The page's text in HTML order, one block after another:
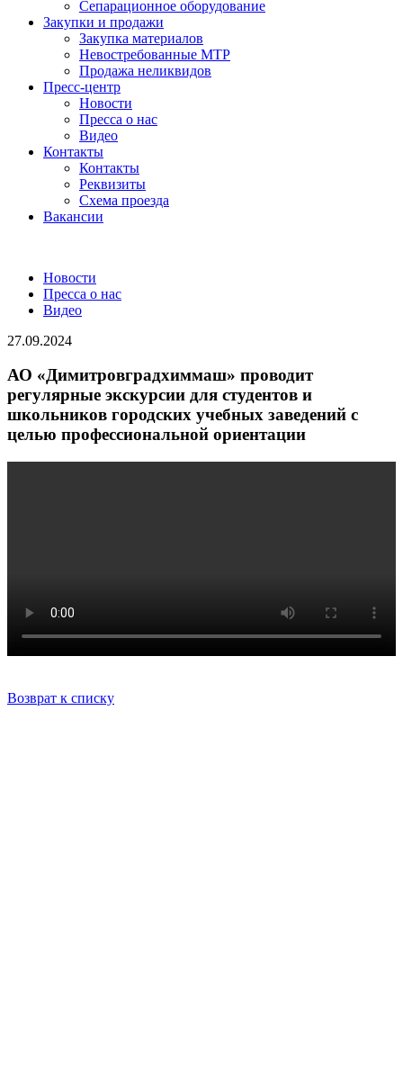
Сепарационное оборудование
Закупки и продажи
Закупка материалов
Невостребованные МТР
Продажа неликвидов
Пресс-центр
Новости
Пресса о нас
Видео
Контакты
Контакты
Реквизиты
Схема проезда
Вакансии
Новости
Пресса о нас
Видео
27.09.2024
АО «Димитровградхиммаш» проводит
регулярные экскурсии для студентов и
школьников городских учебных заведений с
целью профессиональной ориентации
Возврат к списку